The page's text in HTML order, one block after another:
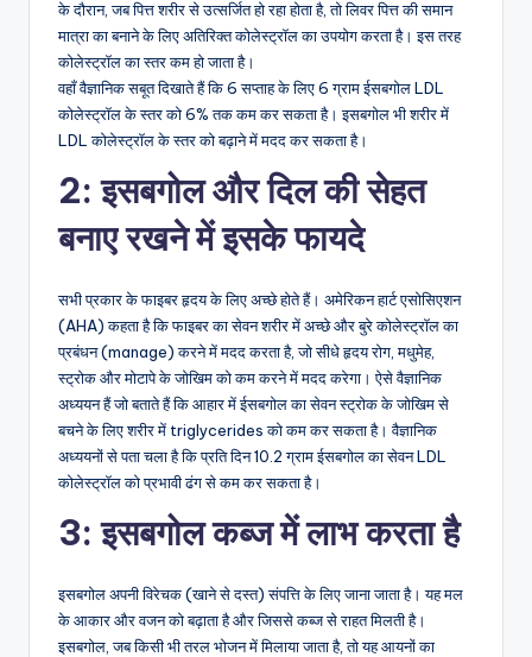
के दौरान, जब पित्त शरीर से उत्सर्जित हो रहा होता है, तो लिवर पित्त की समान
मात्रा का बनाने के लिए अतिरिक्त कोलेस्ट्रॉल का उपयोग करता है। इस तरह
कोलेस्ट्रॉल का स्तर कम हो जाता है।
वहाँ वैज्ञानिक सबूत दिखाते हैं कि 6 सप्ताह के लिए 6 ग्राम ईसबगोल LDL
कोलेस्ट्रॉल के स्तर को 6% तक कम कर सकता है। इसबगोल भी शरीर में
LDL कोलेस्ट्रॉल के स्तर को बढ़ाने में मदद कर सकता है।
2: इसबगोल और दिल की सेहत
बनाए रखने में इसके फायदे
सभी प्रकार के फाइबर हृदय के लिए अच्छे होते हैं। अमेरिकन हार्ट एसोसिएशन
(AHA) कहता है कि फाइबर का सेवन शरीर में अच्छे और बुरे कोलेस्ट्रॉल का
प्रबंधन (manage) करने में मदद करता है, जो सीधे हृदय रोग, मधुमेह,
स्ट्रोक और मोटापे के जोखिम को कम करने में मदद करेगा। ऐसे वैज्ञानिक
अध्ययन हैं जो बताते हैं कि आहार में ईसबगोल का सेवन स्ट्रोक के जोखिम से
बचने के लिए शरीर में triglycerides को कम कर सकता है। वैज्ञानिक
अध्ययनों से पता चला है कि प्रति दिन 10.2 ग्राम ईसबगोल का सेवन LDL
कोलेस्ट्रॉल को प्रभावी ढंग से कम कर सकता है।
3: इसबगोल कब्ज में लाभ करता है
इसबगोल अपनी विरेचक (खाने से दस्त) संपत्ति के लिए जाना जाता है। यह मल
के आकार और वजन को बढ़ाता है और जिससे कब्ज से राहत मिलती है।
इसबगोल, जब किसी भी तरल भोजन में मिलाया जाता है, तो यह आयनों का